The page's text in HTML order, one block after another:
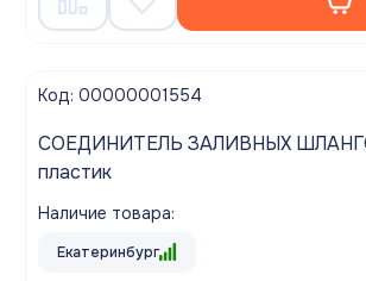
Код: 00000001554
СОЕДИНИТЕЛЬ ЗАЛИВНЫХ ШЛАНГОВ 3/4"
пластик
Наличие товара:
Екатеринбург